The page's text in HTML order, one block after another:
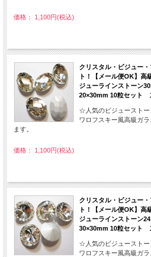
価格： 1,100円(税込)
クリスタル・ビジュー
ト！【メール便OK】
ジューラインストー
20×30mm 10粒セット
☆人気のビジューストー
ワロフスキー風高級ガ
ます。
価格： 1,100円(税込)
クリスタル・ビジュー
ト！【メール便OK】
ジューラインストー
30×30mm 10粒セット
☆人気のビジューストー
ワロフスキー風高級ガ